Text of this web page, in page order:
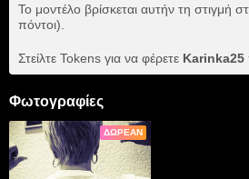
Το μοντέλο βρίσκεται αυτήν τη στιγμή
πόντοι).
Στείλτε Tokens για να φέρετε Karinka25
Φωτογραφίες
ΔΩΡΕΆΝ